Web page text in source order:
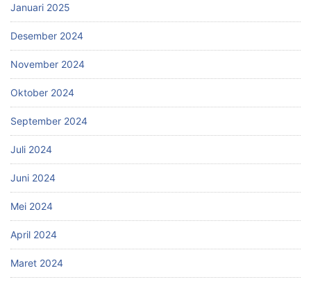
Januari 2025
Desember 2024
November 2024
Oktober 2024
September 2024
Juli 2024
Juni 2024
Mei 2024
April 2024
Maret 2024